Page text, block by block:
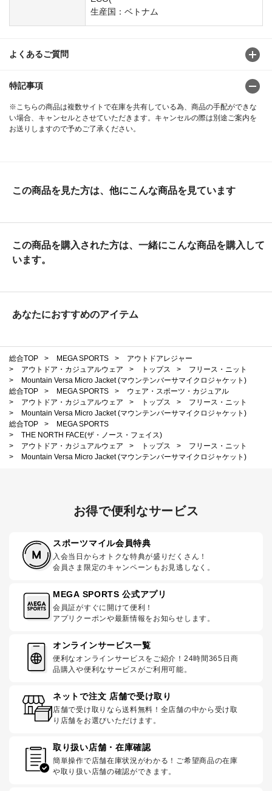
生産国：ベトナム
よくあるご質問
特記事項
※こちらの商品は複数サイトで在庫を共有している為、商品の手配ができな
い場合、キャンセルとさせていただきます。キャンセルの際は別途ご案内を
お送りしますので予めご了承ください。
この商品を見た方は、他にこんな商品を見ています
この商品を購入された方は、一緒にこんな商品を購入して
います。
あなたにおすすめのアイテム
総合TOP > MEGA SPORTS >
アウトドアレジャー
>
アウトドア・カジュアルウェア > トップス >
フリース・ニット
>
Mountain Versa Micro Jacket (マウンテンバーサマイクロジャケット)
総合TOP
> MEGA SPORTS >
ウェア・スポーツ・カジュアル
>
アウトドア・カジュアルウェア > トップス >
フリース・ニット
>
Mountain Versa Micro Jacket (マウンテンバーサマイクロジャケット)
総合TOP
>
MEGA SPORTS
>
THE NORTH FACE(ザ・ノース・フェイス)
>
アウトドア・カジュアルウェア > トップス >
フリース・ニット
>
Mountain Versa Micro Jacket (マウンテンバーサマイクロジャケット)
お得で便利なサービス
スポーツマイル会員特典
入会当日からオトクな特典が盛りだくさん！
会員さま限定のキャンペーンもお見逃しなく。
MEGA SPORTS 公式アプリ
会員証がすぐに開けて便利！
アプリクーポンや最新情報をお知らせします。
オンラインサービス一覧
便利なオンラインサービスをご紹介！24時間365日商
品購入や便利なサービスがご利用可能。
ネットで注文 店舗で受け取り
店舗で受け取りなら送料無料！全店舗の中から受け取
り店舗をお選びいただけます。
取り扱い店舗・在庫確認
簡単操作で店舗在庫状況がわかる！ご希望商品の在庫
や取り扱い店舗の確認ができます。